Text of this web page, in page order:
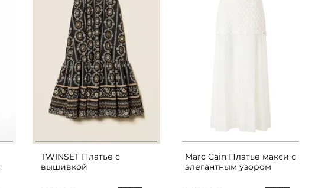
TWINSET Платье с
вышивкой
Marc Cain Платье макси с
элегантным узором